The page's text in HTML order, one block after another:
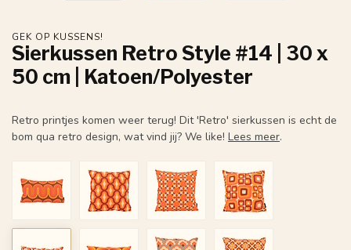
GEK OP KUSSENS!
Sierkussen Retro Style #14 | 30 x
50 cm | Katoen/Polyester
Retro printjes komen weer terug! Dit 'Retro' sierkussen is echt de
bom qua retro design, wat vind jij? We like! Lees meer.